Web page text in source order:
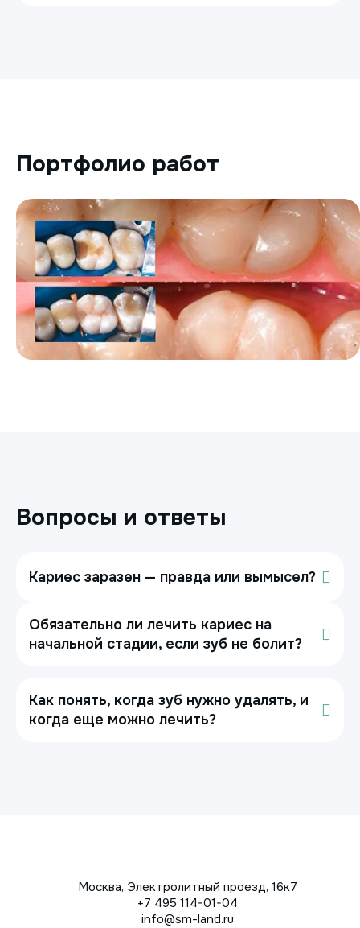
Портфолио работ
Вопросы и ответы
Кариес заразен — правда или вымысел?
Обязательно ли лечить кариес на
начальной стадии, если зуб не болит?
Как понять, когда зуб нужно удалять, и
когда еще можно лечить?
Москва, Электролитный проезд, 16к7
+7 495 114-01-04
info@sm-land.ru